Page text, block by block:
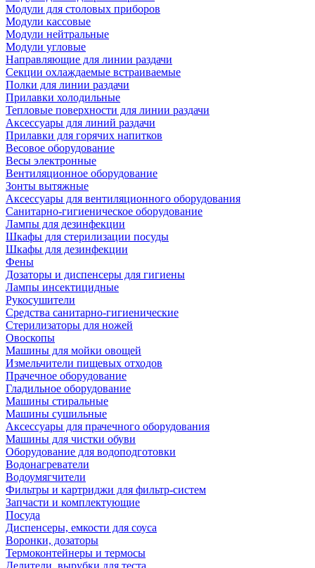
Модули для столовых приборов
Модули кассовые
Модули нейтральные
Модули угловые
Направляющие для линии раздачи
Секции охлаждаемые встраиваемые
Полки для линии раздачи
Прилавки холодильные
Тепловые поверхности для линии раздачи
Аксессуары для линий раздачи
Прилавки для горячих напитков
Весовое оборудование
Весы электронные
Вентиляционное оборудование
Зонты вытяжные
Аксессуары для вентиляционного оборудования
Санитарно-гигиеническое оборудование
Лампы для дезинфекции
Шкафы для стерилизации посуды
Шкафы для дезинфекции
Фены
Дозаторы и диспенсеры для гигиены
Лампы инсектицидные
Рукосушители
Средства санитарно-гигиенические
Стерилизаторы для ножей
Овоскопы
Машины для мойки овощей
Измельчители пищевых отходов
Прачечное оборудование
Гладильное оборудование
Машины стиральные
Машины сушильные
Аксессуары для прачечного оборудования
Машины для чистки обуви
Оборудование для водоподготовки
Водонагреватели
Водоумягчители
Фильтры и картриджи для фильтр-систем
Запчасти и комплектующие
Посуда
Диспенсеры, емкости для соуса
Воронки, дозаторы
Термоконтейнеры и термосы
Делители, вырубки для теста